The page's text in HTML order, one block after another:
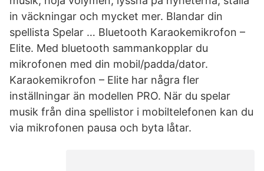
in väckningar och mycket mer. Blandar din
spellista Spelar … Bluetooth Karaokemikrofon –
Elite. Med bluetooth sammankopplar du
mikrofonen med din mobil/padda/dator.
Karaokemikrofon – Elite har några fler
inställningar än modellen PRO. När du spelar
musik från dina spellistor i mobiltelefonen kan du
via mikrofonen pausa och byta låtar.